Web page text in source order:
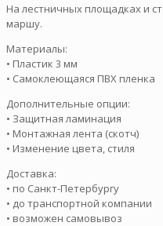
На лестничных площадках и
маршу.
Материалы:
• Пластик 3 мм
• Самоклеющаяся ПВХ пленка
Дополнительные опции:
• Защитная ламинация
• Монтажная лента (скотч)
• Изменение цвета, стиля
Доставка:
• по Санкт-Петербургу
• до транспортной компании
• возможен самовывоз